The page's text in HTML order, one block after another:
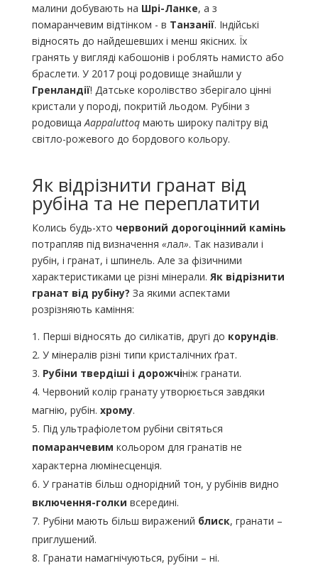
малини добувають на Шрі-Ланке, а з
помаранчевим відтінком - в Танзанії. Індійські
відносять до найдешевших і менш якісних. Їх
гранять у вигляді кабошонів і роблять намисто або
браслети. У 2017 році родовище знайшли у
Гренландії! Датське королівство зберігало цінні
кристали у породі, покритій льодом. Рубіни з
родовищаAappaluttoqмають широку палітру від
світло-рожевого до бордового кольору.
Як відрізнити гранат від
рубіна та не переплатити
Колись будь-хто червоний дорогоцінний камінь
потрапляв під визначення «лал». Так називали і
рубін, і гранат, і шпинель. Але за фізичними
характеристиками це різні мінерали. Як відрізнити
гранат від рубіну? За якими аспектами
розрізняють каміння:
Перші відносять до силікатів, другі до корундів.
У мінералів різні типи кристалічних ґрат.
Рубіни твердіші і дорожчініж гранати.
Червоний колір гранату утворюється завдяки
магнію, рубін. хрому.
Під ультрафіолетом рубіни світяться
помаранчевим кольором для гранатів не
характерна люмінесценція.
У гранатів більш однорідний тон, у рубінів видно
включення-голки всередині.
Рубіни мають більш виражений блиск, гранати –
приглушений.
Гранати намагнічуються, рубіни – ні.